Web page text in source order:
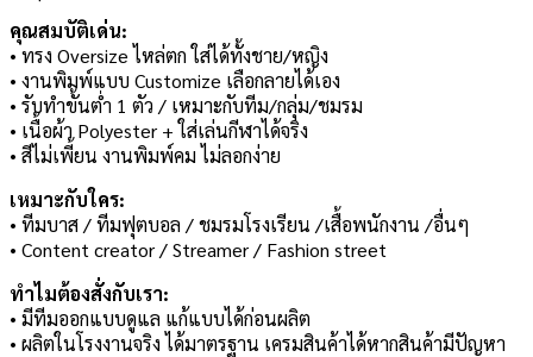
คุณสมบัติเด่น:
• ทรง Oversize ไหล่ตก ใส่ได้ทั้งชาย/หญิง
• งานพิมพ์แบบ Customize เลือกลายได้เอง
• รับทำขั้นต่ำ 1 ตัว / เหมาะกับทีม/กลุ่ม/ชมรม
• เนื้อผ้า Polyester + ใส่เล่นกีฬาได้จริง
• สีไม่เพี้ยน งานพิมพ์คม ไม่ลอกง่าย
เหมาะกับใคร:
• ทีมบาส / ทีมฟุตบอล / ชมรมโรงเรียน /เสื้อพนักงาน /อื่นๆ
• Content creator / Streamer / Fashion street
ทำไมต้องสั่งกับเรา:
• มีทีมออกแบบดูแล แก้แบบได้ก่อนผลิต
• ผลิตในโรงงานจริง ได้มาตรฐาน เครมสินค้าได้หากสินค้ามีปัญหา